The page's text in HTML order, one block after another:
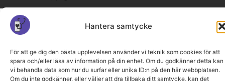
Hantera samtycke
För att ge dig den bästa upplevelsen använder vi teknik som cookies för att
spara och/eller läsa av information på din enhet. Om du godkänner detta kan
vi behandla data som hur du surfar eller unika ID:n på den här webbplatsen.
Om du inte godkänner, eller väljer att dra tillbaka ditt samtycke, kan det